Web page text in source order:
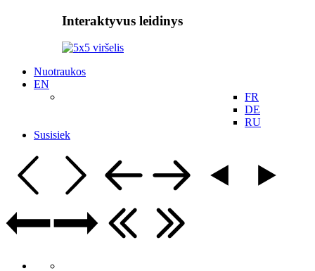
Interaktyvus leidinys
Nuotraukos
EN
FR
DE
RU
Susisiek